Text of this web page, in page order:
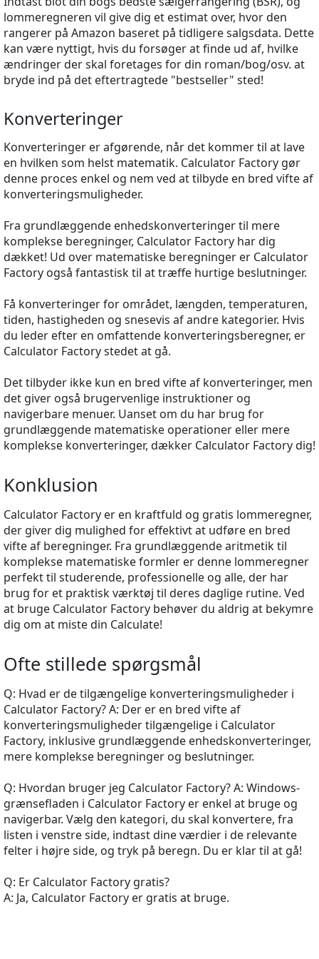
lommeregneren vil give dig et estimat over, hvor den
rangerer på Amazon baseret på tidligere salgsdata. Dette
kan være nyttigt, hvis du forsøger at finde ud af, hvilke
ændringer der skal foretages for din roman/bog/osv. at
bryde ind på det eftertragtede "bestseller" sted!
Konverteringer
Konverteringer er afgørende, når det kommer til at lave
en hvilken som helst matematik. Calculator Factory gør
denne proces enkel og nem ved at tilbyde en bred vifte af
konverteringsmuligheder.
Fra grundlæggende enhedskonverteringer til mere
komplekse beregninger, Calculator Factory har dig
dækket! Ud over matematiske beregninger er Calculator
Factory også fantastisk til at træffe hurtige beslutninger.
Få konverteringer for området, længden, temperaturen,
tiden, hastigheden og snesevis af andre kategorier. Hvis
du leder efter en omfattende konverteringsberegner, er
Calculator Factory stedet at gå.
Det tilbyder ikke kun en bred vifte af konverteringer, men
det giver også brugervenlige instruktioner og
navigerbare menuer. Uanset om du har brug for
grundlæggende matematiske operationer eller mere
komplekse konverteringer, dækker Calculator Factory dig!
Konklusion
Calculator Factory er en kraftfuld og gratis lommeregner,
der giver dig mulighed for effektivt at udføre en bred
vifte af beregninger. Fra grundlæggende aritmetik til
komplekse matematiske formler er denne lommeregner
perfekt til studerende, professionelle og alle, der har
brug for et praktisk værktøj til deres daglige rutine. Ved
at bruge Calculator Factory behøver du aldrig at bekymre
dig om at miste din Calculate!
Ofte stillede spørgsmål
Q: Hvad er de tilgængelige konverteringsmuligheder i
Calculator Factory? A: Der er en bred vifte af
konverteringsmuligheder tilgængelige i Calculator
Factory, inklusive grundlæggende enhedskonverteringer,
mere komplekse beregninger og beslutninger.
Q: Hvordan bruger jeg Calculator Factory? A: Windows-
grænsefladen i Calculator Factory er enkel at bruge og
navigerbar. Vælg den kategori, du skal konvertere, fra
listen i venstre side, indtast dine værdier i de relevante
felter i højre side, og tryk på beregn. Du er klar til at gå!
Q: Er Calculator Factory gratis?
A: Ja, Calculator Factory er gratis at bruge.